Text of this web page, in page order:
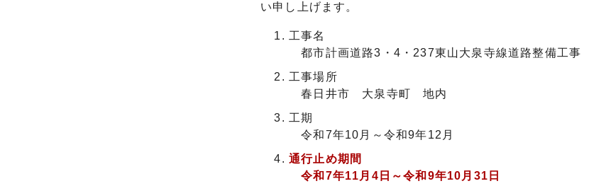
い申し上げます。
工事名
都市計画道路3・4・237東山大泉寺線道路整備工事
工事場所
春日井市 大泉寺町 地内
工期
令和7年10月～令和9年12月
通行止め期間
令和7年11月4日～令和9年10月31日